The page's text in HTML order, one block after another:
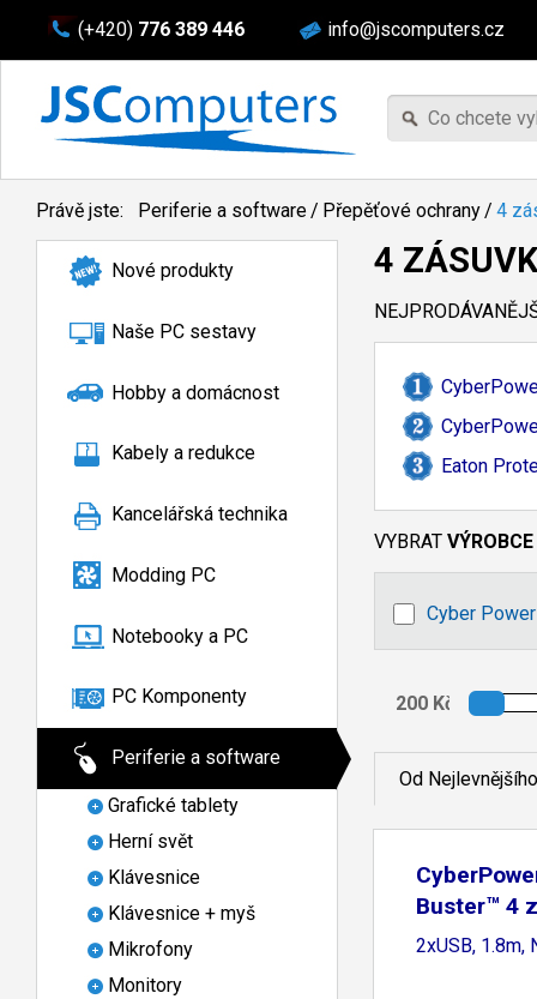
(+420) 776 389 446 info@jscomputers.cz
Právě jste: Periferie a software/ Přepěťové ochrany/ 4
Nové produkty
Naše PC sestavy
Hobby a domácnost
Kabely a redukce
Kancelářská technika
Modding PC
Notebooky a PC
PC Komponenty
Periferie a software
Grafické tablety
Herní svět
Klávesnice
Klávesnice + myš
Mikrofony
Monitory
4
Eaton
VYBRAT VÝROBCE
Cyber
Od Nejlevnějšího
Buster™ 4
2xUSB, 1.8m,